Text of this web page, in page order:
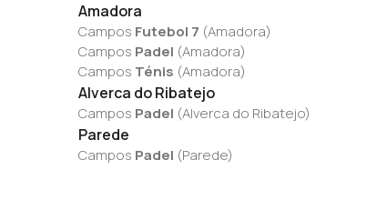
Amadora
Campos Futebol 7 (Amadora)
Campos Padel (Amadora)
Campos Ténis (Amadora)
Alverca do Ribatejo
Campos Padel (Alverca do Ribatejo)
Parede
Campos Padel (Parede)